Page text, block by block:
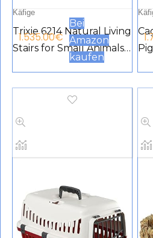
Käfige
Trixie 6214 Natural Living
Stairs for Small Animals
1.535.00€
Bei
Amazon
kaufen